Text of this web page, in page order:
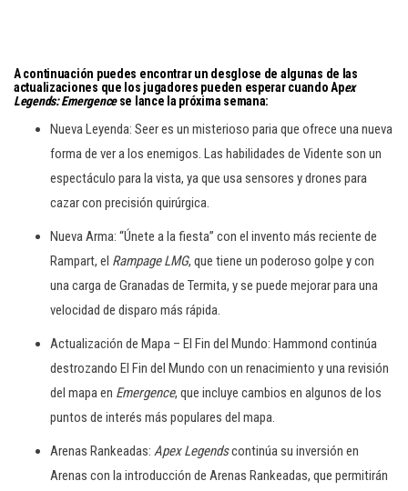
A continuación puedes encontrar un desglose de algunas de las
actualizaciones que los jugadores pueden esperar cuando Apex
Legends: Emergencese lance la próxima semana:
Nueva Leyenda: Seer es un misterioso paria que ofrece una nueva
forma de ver a los enemigos. Las habilidades de Vidente son un
espectáculo para la vista, ya que usa sensores y drones para
cazar con precisión quirúrgica.
Nueva Arma: “Únete a la fiesta” con el invento más reciente de
Rampart, el Rampage LMG, que tiene un poderoso golpe y con
una carga de Granadas de Termita, y se puede mejorar para una
velocidad de disparo más rápida.
Actualización de Mapa – El Fin del Mundo: Hammond continúa
destrozando El Fin del Mundo con un renacimiento y una revisión
del mapa en Emergence, que incluye cambios en algunos de los
puntos de interés más populares del mapa.
Arenas Rankeadas: Apex Legendscontinúa su inversión en
Arenas con la introducción de Arenas Rankeadas, que permitirán